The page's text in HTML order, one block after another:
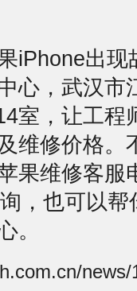
出现
心，武汉市
室，让工程
维修价格。
果维修客服
，也可以帮
。
news/